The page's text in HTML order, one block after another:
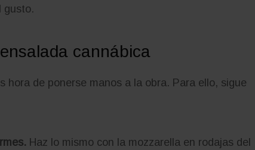
gusto.
cannábica
hora de ponerse manos a la obra. Para ello, sigue
Haz lo mismo con la mozzarella en rodajas del